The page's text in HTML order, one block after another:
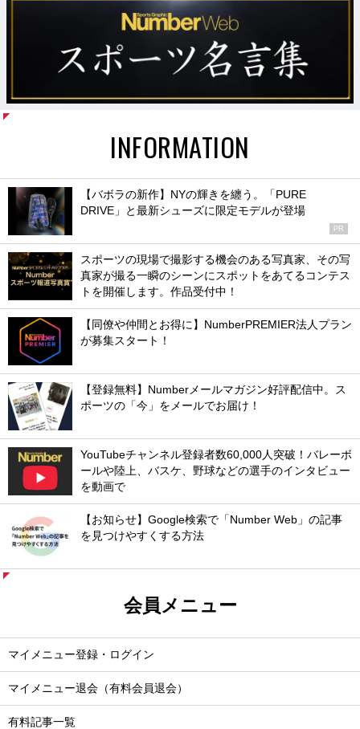
INFORMATION
【バボラの新作】NYの輝きを纏う。「PURE
DRIVE」と最新シューズに限定モデルが登場
PR
スポーツの現場で撮影する機会のある写真家、その写
真家が撮る一瞬のシーンにスポットをあてるコンテス
トを開催します。作品受付中！
【同僚や仲間とお得に】NumberPREMIER法人プラン
が募集スタート！
【登録無料】Numberメールマガジン好評配信中。ス
ポーツの「今」をメールでお届け！
YouTubeチャンネル登録者数60,000人突破！バレーボ
ールや陸上、バスケ、野球などの選手のインタビュー
を動画で
【お知らせ】Google検索で「Number Web」の記事
を見つけやすくする方法
会員メニュー
マイメニュー登録・ログイン
マイメニュー退会（有料会員退会）
有料記事一覧